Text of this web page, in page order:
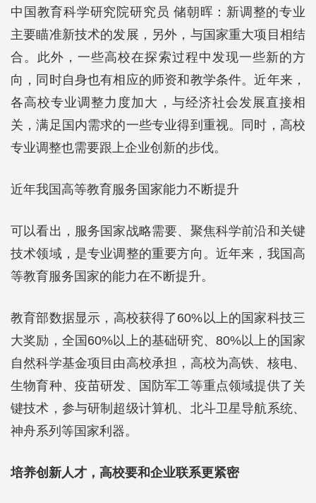
中国教育科学研究院研究员 储朝晖：新调整的专业
主要瞄准新技术的发展，另外，与国家重大项目相结
合。此外，一些高校在探索过程中发现一些新的方
向，同时自身也有相应的师资和教学条件。近年来，
各高校专业调整力度加大，与经济社会发展直接相
关，满足国内需求的一些专业得到重视。同时，高校
专业调整也需要跟上企业创新的步伐。
近年我国高等教育服务国家能力不断提升
可以看出，服务国家战略需要、聚焦科学前沿和关键
技术领域，是专业调整的重要方向。近年来，我国高
等教育服务国家的能力在不断提升。
教育部数据显示，高校获得了60%以上的国家科技三
大奖励，全国60%以上的基础研究、80%以上的国家
自然科学基金项目由高校承担，高校为高铁、核电、
生物育种、疫苗研发、国防军工等重点领域提供了关
键技术，参与研制超级计算机、北斗卫星导航系统、
神舟系列等国家利器。
培养创新人才，高校要和企业联系更紧密